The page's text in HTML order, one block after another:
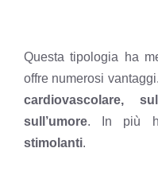
Questa tipologia ha
offre numerosi
cardiovascolare,
sull’umore. In più
stimolanti.